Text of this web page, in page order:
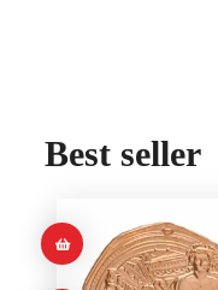
Best seller